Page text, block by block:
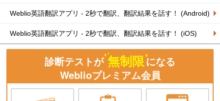
Weblio英語翻訳アプリ - 2秒で翻訳、翻訳結果を話す！ (Android)
Weblio英語翻訳アプリ - 2秒で翻訳、翻訳結果を話す！ (iOS)
診断テストが 無制限になる
Weblioプレミアム会員